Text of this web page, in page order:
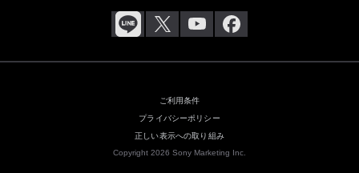
ご利用条件
プライバシーポリシー
正しい表示への取り組み
Copyright 2026 Sony Marketing Inc.